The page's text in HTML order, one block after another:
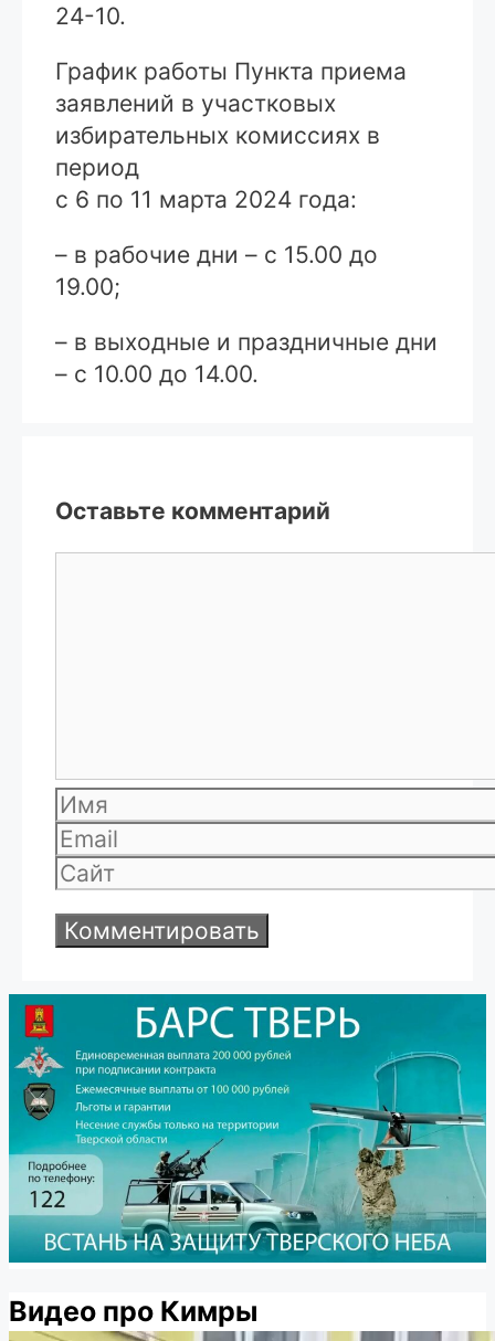
24-10.
График работы Пункта приема
заявлений в участковых
избирательных комиссиях в
период
с 6 по 11 марта 2024 года:
– в рабочие дни – с 15.00 до
19.00;
– в выходные и праздничные дни
– с 10.00 до 14.00.
Оставьте комментарий
Имя
Email
Сайт
Видео про Кимры